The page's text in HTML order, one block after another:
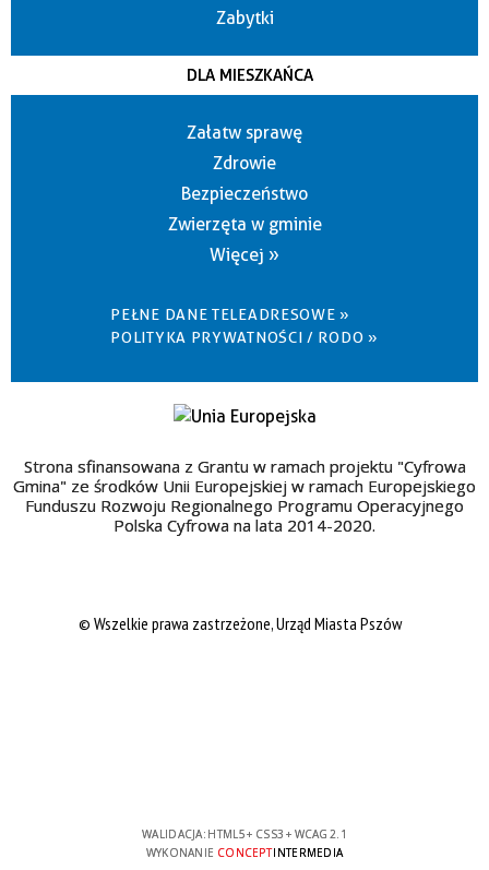
Zabytki
DLA MIESZKAŃCA
Załatw sprawę
Zdrowie
Bezpieczeństwo
Zwierzęta w gminie
Więcej »
PEŁNE DANE TELEADRESOWE »
POLITYKA PRYWATNOŚCI / RODO »
Strona sfinansowana z Grantu w ramach projektu "Cyfrowa
Gmina" ze środków Unii Europejskiej w ramach Europejskiego
Funduszu Rozwoju Regionalnego Programu Operacyjnego
Polska Cyfrowa na lata 2014-2020.
© Wszelkie prawa zastrzeżone, Urząd Miasta Pszów
WALIDACJA: HTML5+ CSS3 + WCAG 2.1
WYKONANIE CONCEPTINTERMEDIA